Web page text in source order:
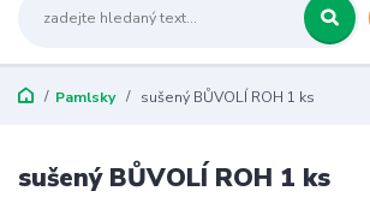
Pamlsky sušený BŮVOLÍ ROH 1 ks
sušený BŮVOLÍ ROH 1 ks